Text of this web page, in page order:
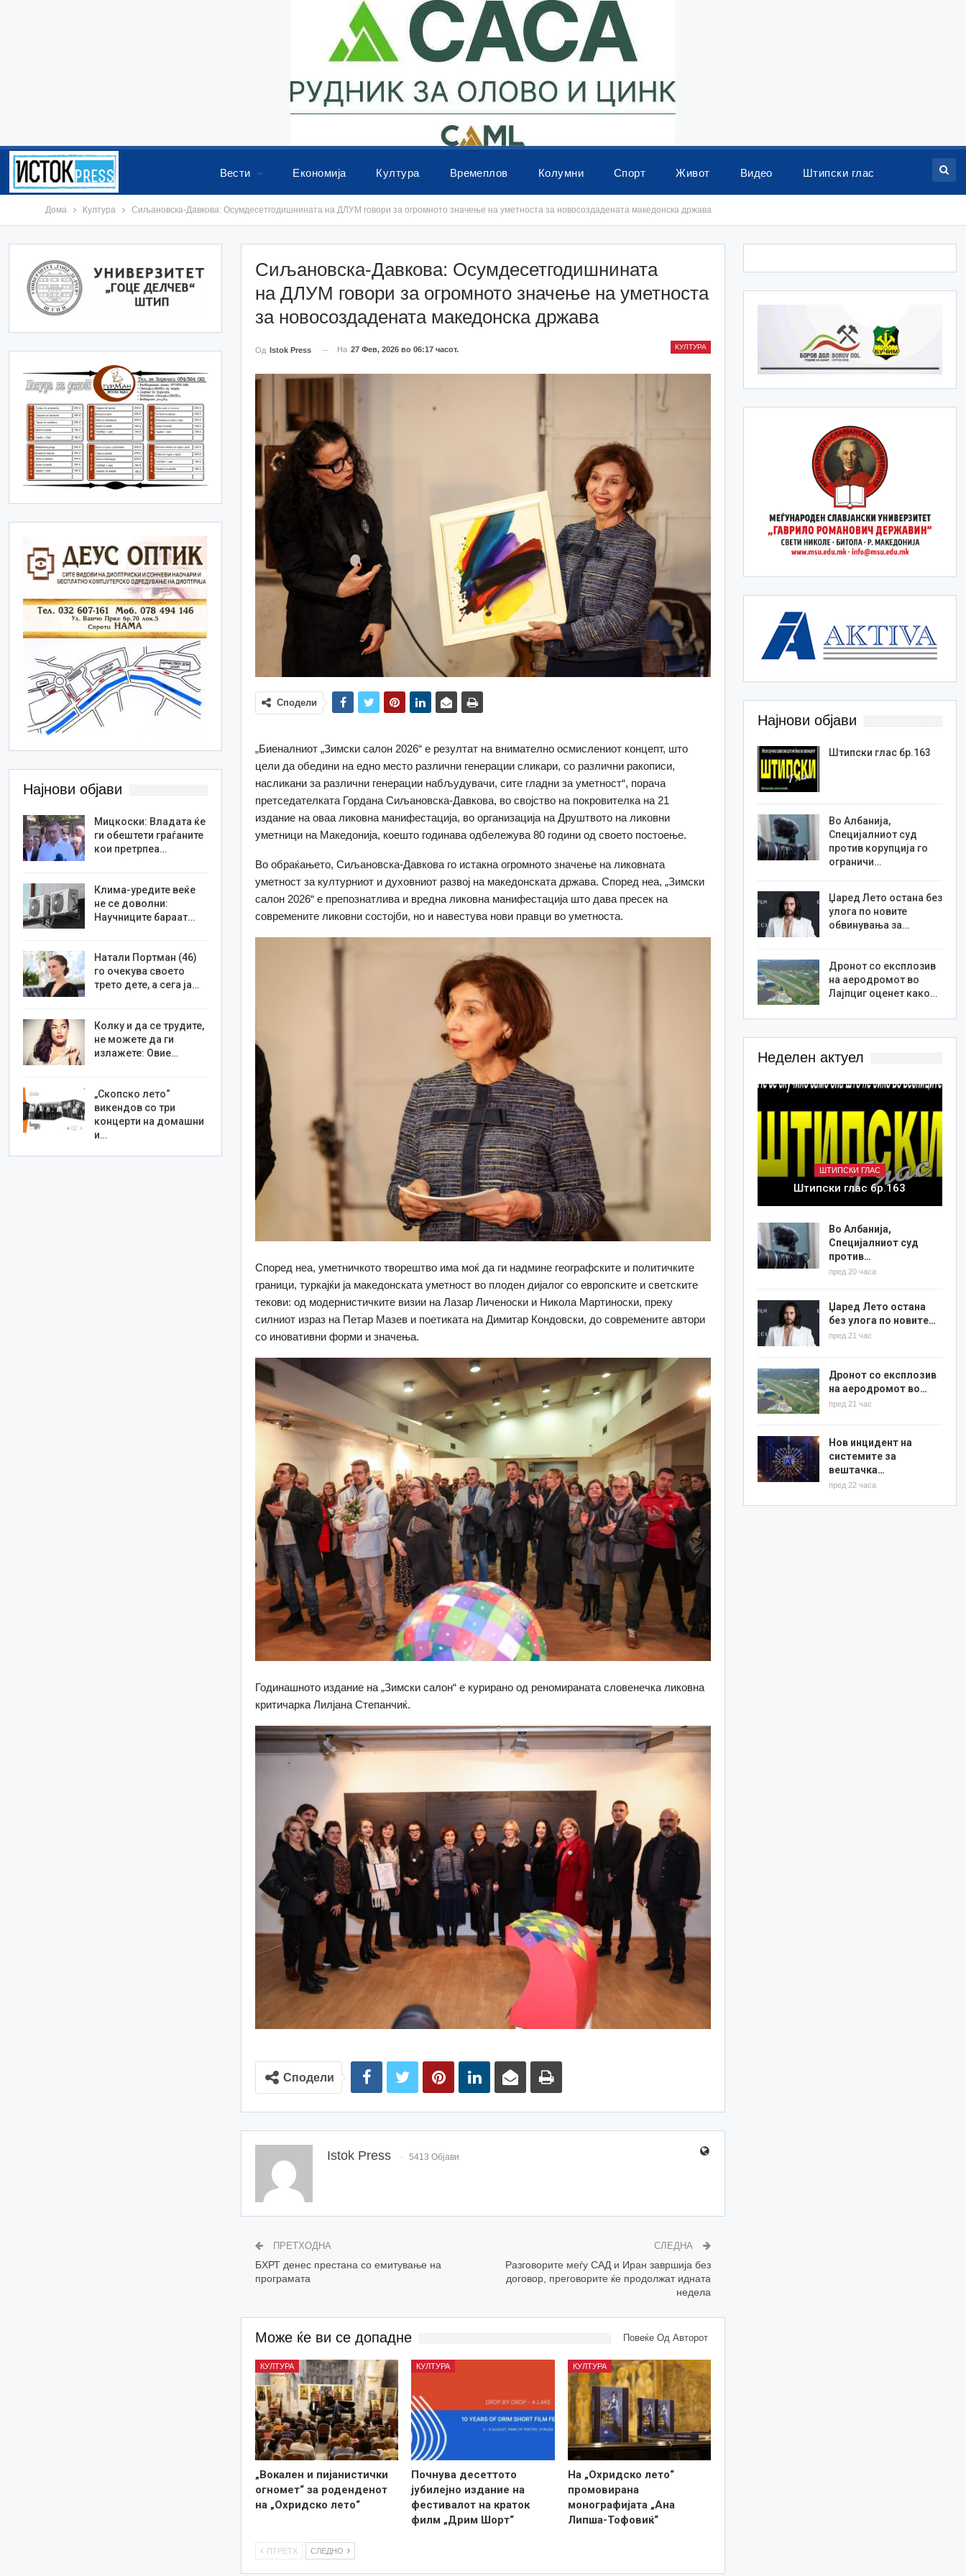
Вести Економија Култура Времеплов Колумни Спорт Живот Видео Штипски глас
Дома Култура Сиљановска-Давкова: Осумдесетгодишнината на ДЛУМ говори за огромното значење на уметноста за новосоздадената македонска држава
Сиљановска-Давкова: Осумдесетгодишнината
на ДЛУМ говори за огромното значење на уметноста
за новосоздадената македонска држава
КУЛТУРА
Од Istok Press На 27 Фев, 2026 во 06:17 часот.
Сподели
„Биеналниот „Зимски салон 2026“ е резултат на внимателно осмислениот концепт, што
цели да обедини на едно место различни генерации сликари, со различни ракописи,
насликани за различни генерации набљудувачи, сите гладни за уметност“, порача
претседателката Гордана Сиљановска-Давкова, во својство на покровителка на 21
издание на оваа ликовна манифестација, во организација на Друштвото на ликовни
уметници на Македонија, коешто годинава одбележува 80 години од своето постоење.
Во обраќањето, Сиљановска-Давкова го истакна огромното значење на ликовната
уметност за културниот и духовниот развој на македонската држава. Според неа, „Зимски
салон 2026“ е препознатлива и вредна ликовна манифестација што дава пресек на
современите ликовни состојби, но и навестува нови правци во уметноста.
Според неа, уметничкото творештво има моќ да ги надмине географските и политичките
граници, туркајќи ја македонската уметност во плоден дијалог со европските и светските
текови: од модернистичките визии на Лазар Личеноски и Никола Мартиноски, преку
силниот израз на Петар Мазев и поетиката на Димитар Кондовски, до современите автори
со иновативни форми и значења.
Годинашното издание на „Зимски салон“ е курирано од реномираната словенечка ликовна
критичарка Лилјана Степанчиќ.
Сподели
Istok Press 5413 Објави
ПРЕТХОДНА
БХРТ денес престана со емитување на
програмата
СЛЕДНА
Разговорите меѓу САД и Иран завршија без
договор, преговорите ќе продолжат идната
недела
Може ќе ви се допадне Повеќе Од Авторот
КУЛТУРА
„Вокален и пијанистички
огномет“ за роденденот
на „Охридско лето“
КУЛТУРА
Почнува десеттото
јубилејно издание на
фестивалот на краток
филм „Дрим Шорт“
КУЛТУРА
На „Охридско лето“
промовирана
монографијата „Ана
Липша-Тофовиќ“
ПТРЕТХ СЛЕДНО
Најнови објави
Штипски глас бр.163
Во Албанија,
Специјалниот суд
против корупција го
ограничи…
Џаред Лето остана без
улога по новите
обвинувања за…
Дронот со експлозив
на аеродромот во
Лајпциг оценет како…
Неделен актуел
ШТИПСКИ ГЛАС
Штипски глас бр.163
Во Албанија,
Специјалниот суд
против…
пред 20 часа
Џаред Лето остана
без улога по новите…
пред 21 час
Дронот со експлозив
на аеродромот во…
пред 21 час
Нов инцидент на
системите за
вештачка…
пред 22 часа
Најнови објави
Мицкоски: Владата ќе
ги обештети граѓаните
кои претрпеа…
Клима-уредите веќе
не се доволни:
Научниците бараат…
Натали Портман (46)
го очекува своето
трето дете, а сега ја…
Колку и да се трудите,
не можете да ги
излажете: Овие…
„Скопско лето“
викендов со три
концерти на домашни
и…